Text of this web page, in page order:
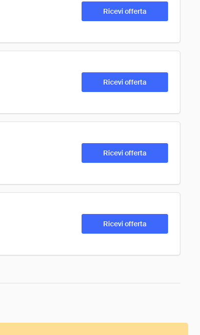
Ricevi offerta
Ricevi offerta
Ricevi offerta
Ricevi offerta